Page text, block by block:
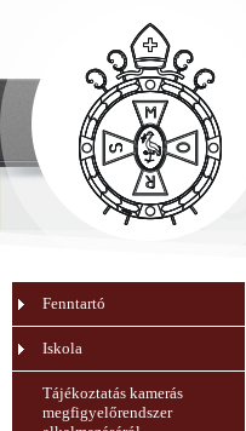
Fenntartó
Iskola
Tájékoztatás kamerás
megfigyelőrendszer